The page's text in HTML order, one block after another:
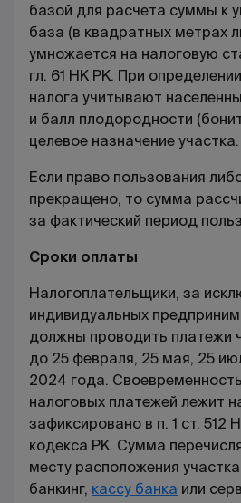
базой для расчета суммы к
база (в квадратных метрах
умножается на налоговую
гл. 61 НК РК. При
налога учитывают
и балл плодородности
целевое назначение участка.
Если право пользования
прекращено, то сумма
за фактический период
Сроки оплаты
Налогоплательщики, за
индивидуальных
должны проводить платежи
до 25 февраля, 25 мая, 25
2024 года.
налоговых платежей лежит
зафиксировано в п. 1 ст. 512
кодекса РК. Сумма
месту расположения
банкинг, кассу банка или